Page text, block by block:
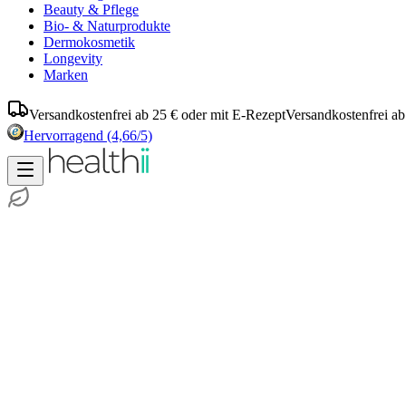
Beauty & Pflege
Bio- & Naturprodukte
Dermokosmetik
Longevity
Marken
Versandkostenfrei ab 25 € oder mit E-RezeptVersandkostenfrei
Hervorragend (4,66/5)